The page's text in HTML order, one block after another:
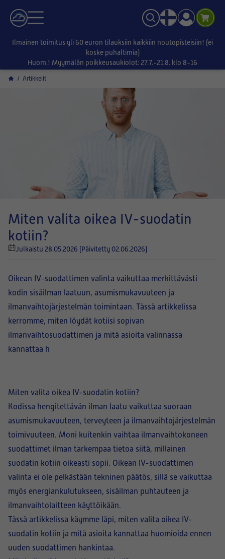
Ilmainen toimitus yli 60 euron tilauksiin kaikkiin noutopisteisiin! (ei
koske puhaltimia)
Huom.! Myymälän poikkeusaukiolot: 27.7.-21.8. klo 8-16
/ Artikkelit
Miten valita oikea IV-suodatin
kotiin?
Julkaistu 28.05.2026 (Päivitetty 02.06.2026)
Oikean IV-suodattimen valinta vaikuttaa merkittävästi
kodin sisäilman laatuun, asumismukavuuteen ja
ilmanvaihtojärjestelmän toimintaan. Tässä artikkelissa
kerromme, miten löydät kotiisi sopivan
ilmanvaihtosuodattimen ja mitä asioita valinnassa
kannattaa h
Miten valita oikea IV-suodatin kotiin?
Kodissa hengitettävän ilman laatu vaikuttaa suoraan
asumismukavuuteen, terveyteen ja ilmanvaihtojärjestelmän
toimivuuteen. Moni kuitenkin vaihtaa ilmanvaihtokoneen
suodattimet ilman tarkempaa tietoa siitä, millainen
suodatin kotiin oikeasti sopii. Oikean IV-suodattimen
valinta ei ole pelkästään tekninen päätös, sillä se vaikuttaa
myös energiankulutukseen, sisäilman puhtauteen ja
ilmanvaihtolaitteen käyttöikään.
Tässä artikkelissa käymme läpi, miten valita oikea IV-
suodatin kotiin ja mitä asioita kannattaa huomioida ennen
uuden suodattimen hankintaa.